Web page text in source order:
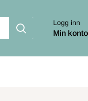
Logg inn
Min konto